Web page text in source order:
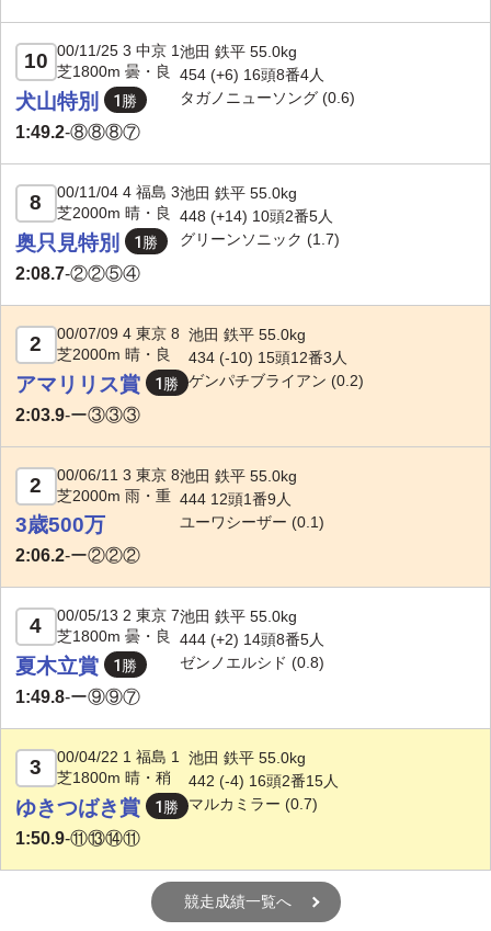
10
00/11/25 3 中京 1
芝1800m 曇・良
犬山特別
1:49.2-⑧⑧⑧⑦
池田 鉄平 55.0kg
454 (+6) 16頭8番4人
タガノニューソング (0.6)
8
00/11/04 4 福島 3
芝2000m 晴・良
奥只見特別
2:08.7-②②⑤④
池田 鉄平 55.0kg
448 (+14) 10頭2番5人
グリーンソニック (1.7)
2
00/07/09 4 東京 8
芝2000m 晴・良
アマリリス賞
2:03.9-ー③③③
池田 鉄平 55.0kg
434 (-10) 15頭12番3人
ゲンパチブライアン (0.2)
2
00/06/11 3 東京 8
芝2000m 雨・重
3歳500万
2:06.2-ー②②②
池田 鉄平 55.0kg
444 12頭1番9人
ユーワシーザー (0.1)
4
00/05/13 2 東京 7
芝1800m 曇・良
夏木立賞
1:49.8-ー⑨⑨⑦
池田 鉄平 55.0kg
444 (+2) 14頭8番5人
ゼンノエルシド (0.8)
3
00/04/22 1 福島 1
芝1800m 晴・稍
ゆきつばき賞
1:50.9-⑪⑬⑭⑪
池田 鉄平 55.0kg
442 (-4) 16頭2番15人
マルカミラー (0.7)
競走成績一覧へ